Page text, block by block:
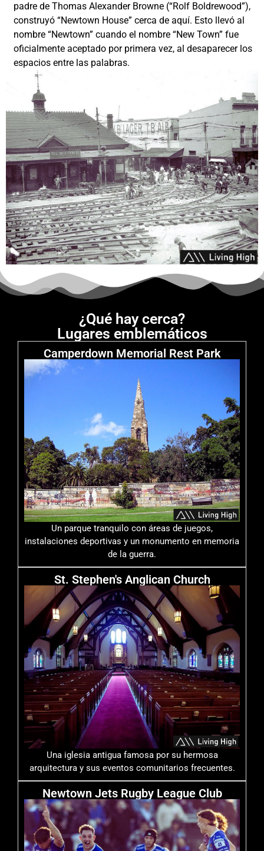
padre de Thomas Alexander Browne (“Rolf Boldrewood”),
construyó “Newtown House” cerca de aquí. Esto llevó al
nombre “Newtown” cuando el nombre “New Town” fue
oficialmente aceptado por primera vez, al desaparecer los
espacios entre las palabras.
¿Qué hay cerca?
Lugares emblemáticos
Camperdown Memorial Rest Park
Un parque tranquilo con áreas de juegos,
instalaciones deportivas y un monumento en memoria
de la guerra.
St. Stephen's Anglican Church
Una iglesia antigua famosa por su hermosa
arquitectura y sus eventos comunitarios frecuentes.
Newtown Jets Rugby League Club